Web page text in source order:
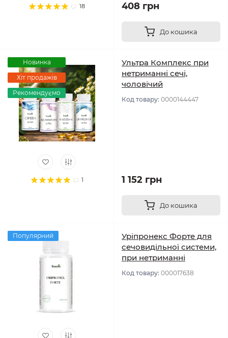
18 408 грн
До кошика
Новинка
Хіт продажів
Рекомендуємо
1
Ультра Комплекс при
нетриманні сечі,
чоловічий
Код товару: 0000144447
1 152 грн
До кошика
Популярний
Уріпронекс Форте для
сечовидільної системи,
при нетриманні
Код товару: 000017638